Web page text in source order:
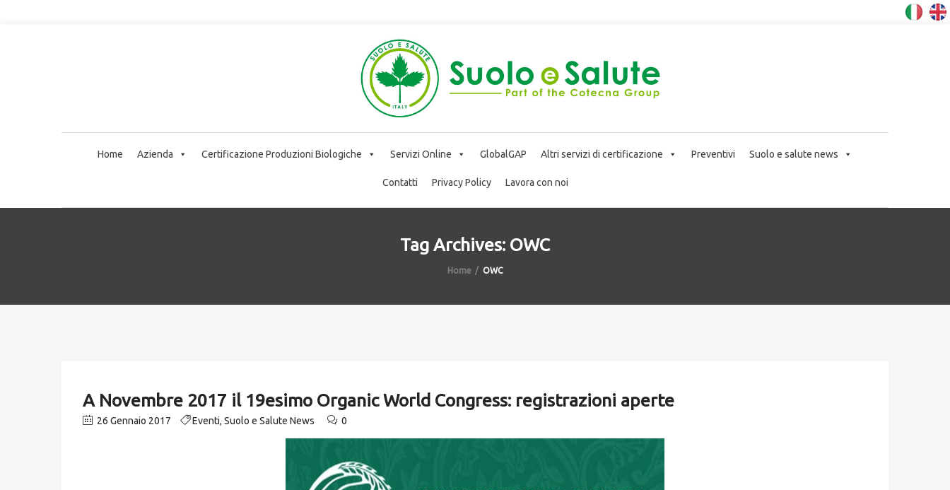
Home Azienda Certificazione Produzioni Biologiche Servizi Online GlobalGAP Altri servizi di certificazione Preventivi Suolo e salute news
Contatti Privacy Policy Lavora con noi
Tag Archives: OWC
Home OWC
A Novembre 2017 il 19esimo Organic World Congress: registrazioni aperte
26 Gennaio 2017 Eventi, Suolo e Salute News 0